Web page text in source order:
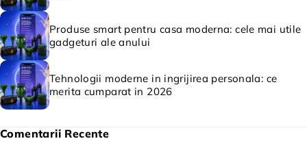
Produse smart pentru casa moderna: cele mai utile
gadgeturi ale anului
Tehnologii moderne in ingrijirea personala: ce
merita cumparat in 2026
Comentarii Recente